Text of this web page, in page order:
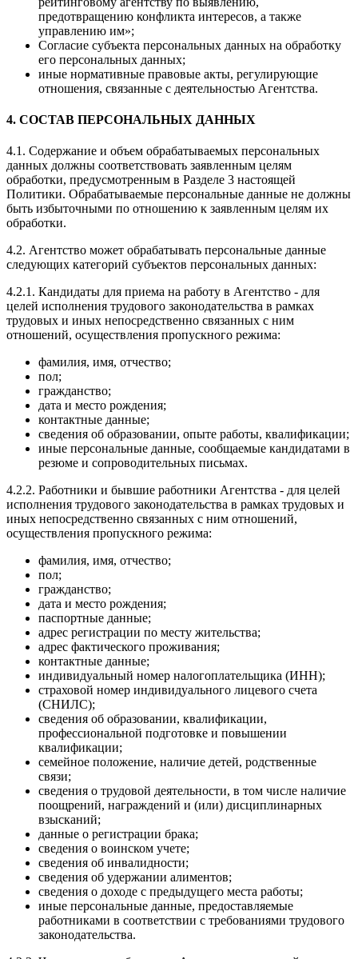
предотвращению конфликта интересов, а также
управлению им»;
Согласие субъекта персональных данных на обработку
его персональных данных;
иные нормативные правовые акты, регулирующие
отношения, связанные с деятельностью Агентства.
4. СОСТАВ ПЕРСОНАЛЬНЫХ ДАННЫХ
4.1. Содержание и объем обрабатываемых персональных
данных должны соответствовать заявленным целям
обработки, предусмотренным в Разделе 3 настоящей
Политики. Обрабатываемые персональные данные не должны
быть избыточными по отношению к заявленным целям их
обработки.
4.2. Агентство может обрабатывать персональные данные
следующих категорий субъектов персональных данных:
4.2.1. Кандидаты для приема на работу в Агентство - для
целей исполнения трудового законодательства в рамках
трудовых и иных непосредственно связанных с ним
отношений, осуществления пропускного режима:
фамилия, имя, отчество;
пол;
гражданство;
дата и место рождения;
контактные данные;
сведения об образовании, опыте работы, квалификации;
иные персональные данные, сообщаемые кандидатами в
резюме и сопроводительных письмах.
4.2.2. Работники и бывшие работники Агентства - для целей
исполнения трудового законодательства в рамках трудовых и
иных непосредственно связанных с ним отношений,
осуществления пропускного режима:
фамилия, имя, отчество;
пол;
гражданство;
дата и место рождения;
паспортные данные;
адрес регистрации по месту жительства;
адрес фактического проживания;
контактные данные;
индивидуальный номер налогоплательщика (ИНН);
страховой номер индивидуального лицевого счета
(СНИЛС);
сведения об образовании, квалификации,
профессиональной подготовке и повышении
квалификации;
семейное положение, наличие детей, родственные
связи;
сведения о трудовой деятельности, в том числе наличие
поощрений, награждений и (или) дисциплинарных
взысканий;
данные о регистрации брака;
сведения о воинском учете;
сведения об инвалидности;
сведения об удержании алиментов;
сведения о доходе с предыдущего места работы;
иные персональные данные, предоставляемые
работниками в соответствии с требованиями трудового
законодательства.